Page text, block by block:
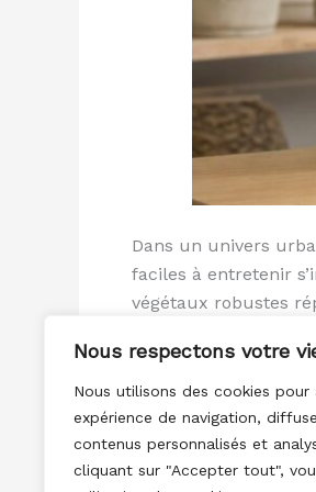
Nous respectons votre
Nous utilisons des cookies pour
expérience de navigation,
contenus personnalisés et
cliquant sur "Accepter tout",
Dans un univers
faciles à entretenir
végétaux robustes
Lire la suite »